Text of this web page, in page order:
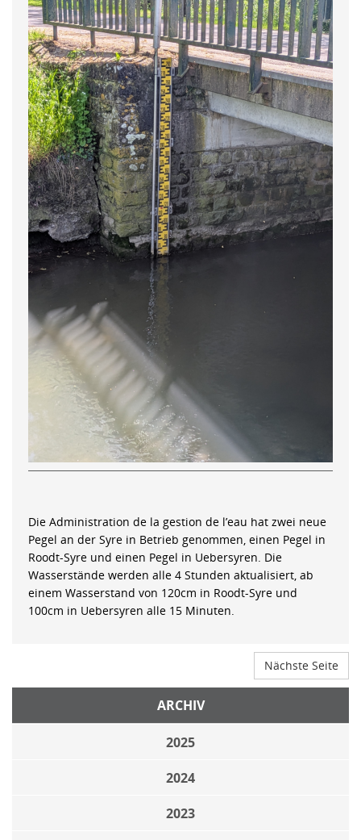
Die Administration de la gestion de l’eau hat zwei neue
Pegel an der Syre in Betrieb genommen, einen Pegel in
Roodt-Syre und einen Pegel in Uebersyren. Die
Wasserstände werden alle 4 Stunden aktualisiert, ab
einem Wasserstand von 120cm in Roodt-Syre und
100cm in Uebersyren alle 15 Minuten.
Nächste Seite
ARCHIV
2025
2024
2023